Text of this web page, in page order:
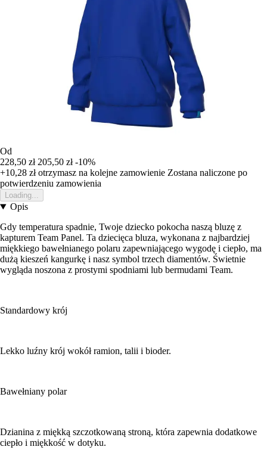
Od
228,50 zł 205,50 zł -10%
+10,28 złotrzymasz na kolejne zamowienie Zostana naliczone po
potwierdzeniu zamowienia
Loading...
Opis
Gdy temperatura spadnie, Twoje dziecko pokocha naszą bluzę z
kapturem Team Panel. Ta dziecięca bluza, wykonana z najbardziej
miękkiego bawełnianego polaru zapewniającego wygodę i ciepło, ma
dużą kieszeń kangurkę i nasz symbol trzech diamentów. Świetnie
wygląda noszona z prostymi spodniami lub bermudami Team.
Standardowy krój
Lekko luźny krój wokół ramion, talii i bioder.
Bawełniany polar
Dzianina z miękką szczotkowaną stroną, która zapewnia dodatkowe
ciepło i miękkość w dotyku.